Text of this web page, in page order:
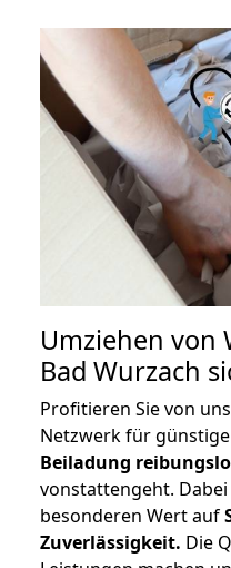
Umziehen von
Bad Wurzach
Profitieren Sie von
Netzwerk für
Beiladung
vonstattengeht.
besonderen Wert auf
Zuverlässigkeit. Die